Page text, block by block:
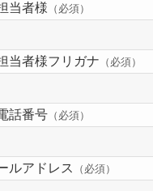
当者様 （必須）
当者様フリガナ （必須）
話番号 （必須）
ルアドレス （必須）